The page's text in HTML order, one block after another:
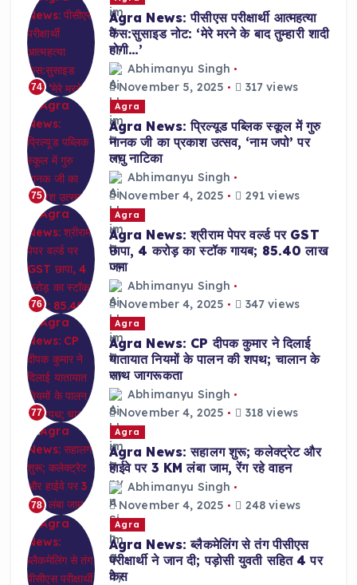
74
Agra News: पीसीएस परीक्षार्थी आत्महत्या
केस:सुसाइड नोट: ‘मेरे मरने के बाद तुम्हारी शादी
होगी…’
Abhimanyu Singh
November 5, 2025
317 views
75
Agra
Agra News: प्रिल्यूड पब्लिक स्कूल में गुरु
नानक जी का प्रकाश उत्सव, ‘नाम जपो’ पर
लघु नाटिका
Abhimanyu Singh
November 4, 2025
291 views
76
Agra
Agra News: श्रीराम पेपर वर्ल्ड पर GST
छापा, 4 करोड़ का स्टॉक गायब; 85.40 लाख
जमा
Abhimanyu Singh
November 4, 2025
347 views
77
Agra
Agra News: CP दीपक कुमार ने दिलाई
यातायात नियमों के पालन की शपथ; चालान के
साथ जागरूकता
Abhimanyu Singh
November 4, 2025
318 views
78
Agra
Agra News: सहालग शुरू; कलेक्ट्रेट और
हाईवे पर 3 KM लंबा जाम, रेंग रहे वाहन
Abhimanyu Singh
November 4, 2025
248 views
Agra
Agra News: ब्लैकमेलिंग से तंग पीसीएस
परीक्षार्थी ने जान दी; पड़ोसी युवती सहित 4 पर
केस